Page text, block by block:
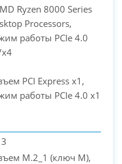
Ryzen 8000 Series
Processors,
работы PCIe 4.0
PCI Express x1,
работы PCIe 4.0 x1
M.2_1 (ключ M),